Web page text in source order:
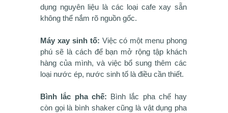
dụng nguyên liệu là các loại cafe xay sẵn
không thể nắm rõ nguồn gốc.
Máy xay sinh tố: Việc có một menu phong
phú sẽ là cách để bạn mở rộng tập khách
hàng của mình, và việc bổ sung thêm các
loại nước ép, nước sinh tố là điều cần thiết.
Bình lắc pha chế: Bình lắc pha chế hay
còn gọi là bình shaker cũng là vật dụng pha